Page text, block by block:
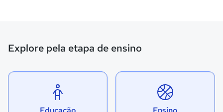
Explore pela etapa de ensino